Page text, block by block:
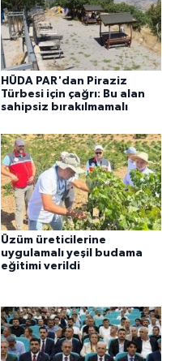
HÜDA PAR'dan Piraziz
Türbesi için çağrı: Bu alan
sahipsiz bırakılmamalı
Üzüm üreticilerine
uygulamalı yeşil budama
eğitimi verildi